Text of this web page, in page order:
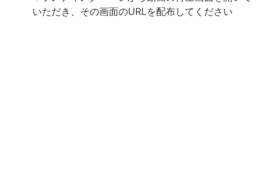
いただき、その画面のURLを配布してください